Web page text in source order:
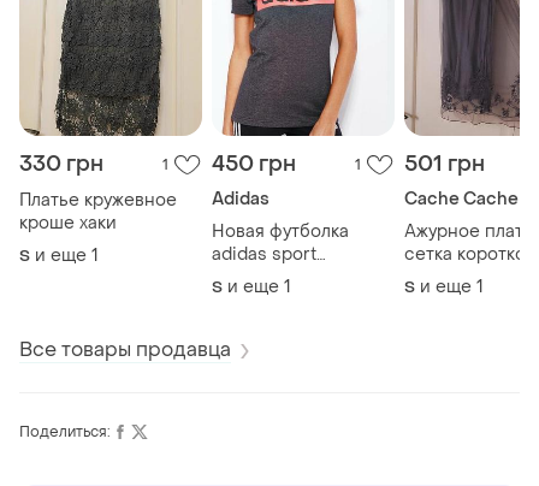
330 грн 1
Платье кружевное
кроше хаки
S и еще 1
450 грн 1
Adidas
Новая футболка
adidas sport
S и еще 1
501 грн
Cache Cache
Ажурное
сетка короткое
стразы
S и еще 1
Все товары продавца
Поделиться: